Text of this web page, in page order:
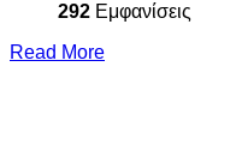
292 Εμφανίσεις
Read More